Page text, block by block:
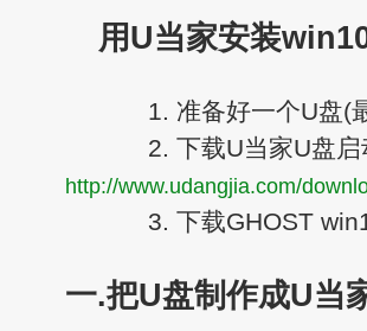
用U当家安装
1. 准备好一个U盘(
2. 下载U当家U盘启
http://www.udangjia.com/
3. 下载GHOST
一.把U盘制作成U当